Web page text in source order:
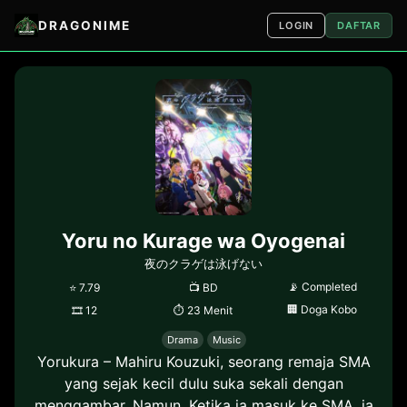
DRAGONIME LOGIN DAFTAR
Yoru no Kurage wa Oyogenai
夜のクラゲは泳げない
⭐7.79 📺 BD 📡 Completed
🎞12 ⏱ 23 Menit 🏢 Doga Kobo
Drama Music
Yorukura – Mahiru Kouzuki, seorang remaja SMA
yang sejak kecil dulu suka sekali dengan